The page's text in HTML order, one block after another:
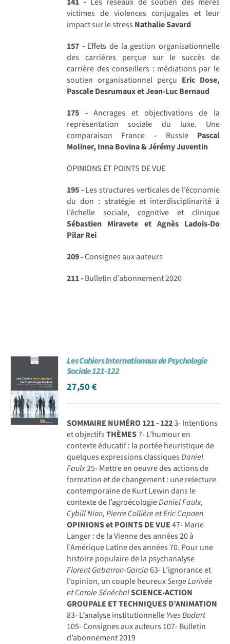
victimes de violences conjugales et leur
impact sur le stress Nathalie Savard
157 - Effets de la gestion organisationnelle
des carrières perçue sur le succès de
carrière des conseillers : médiations par le
soutien organisationnel perçu Eric Dose,
Pascale Desrumaux et Jean-Luc Bernaud
175 -Ancrages et objectivations de la
représentation sociale du luxe. Une
comparaison France – Russie Pascal
Moliner, Inna Bovina & Jérémy Juventin
OPINIONS ET POINTS DE VUE
195 -Les structures verticales de l’économie
du don : stratégie et interdisciplinarité à
l’échelle sociale, cognitive et clinique
Sébastien Miravete et Agnès Ladois-Do
Pilar Rei
209 -Consignes aux auteurs
211 -Bulletin d’abonnement 2020
Les Cahiers Internationaux de Psychologie
Sociale 121-122
27,50€
SOMMAIRE NUMÉRO 121 - 1223- Intentions
et objectifsTHÈMES7- L’humour en
contexte éducatif : la portée heuristique de
quelques expressions classiquesDaniel
Faulx25- Mettre en oeuvre des actions de
formation et de changement : une relecture
contemporaine de Kurt Lewin dans le
contexte de l’agroécologieDaniel Faulx,
Cybill Nion, Pierre Collière et Eric Capoen
OPINIONS et POINTS DE VUE47- Marie
Langer : de la Vienne des années 20 à
l’Amérique Latine des années 70. Pour une
histoire populaire de la psychanalyse
Florent Gabarron-Garcia63- L’ignorance et
l’opinion, un couple heureuxSerge Larivée
et Carole SénéchalSCIENCE-ACTION
GROUPALE ET TECHNIQUES D’ANIMATION
83- L’analyse institutionnelleYves Bodart
105- Consignes aux auteurs 107- Bulletin
d’abonnement 2019